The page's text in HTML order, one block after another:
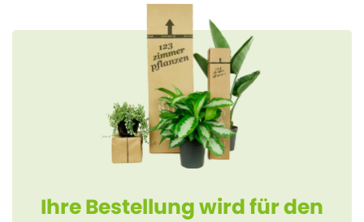
Ihre Bestellung wird für den